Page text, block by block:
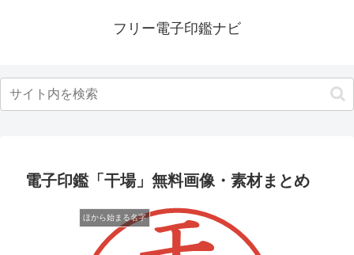
フリー電子印鑑ナビ
電子印鑑「干場」無料画像・素材まとめ
ほから始まる名字